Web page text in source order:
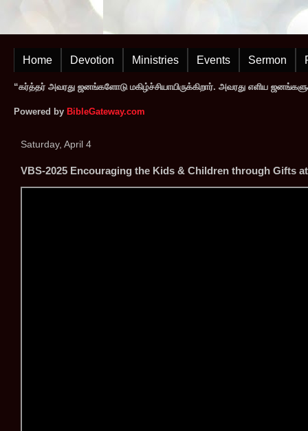
Home Devotion Ministries Events Sermon
“கர்த்தர் அவரது ஜனங்களோடு மகிழ்ச்சியாயிருக்கிறார். அவரது எளிய
Powered by BibleGateway.com
Saturday, April 4
VBS-2025 Encouraging the Kids & Children through Gifts